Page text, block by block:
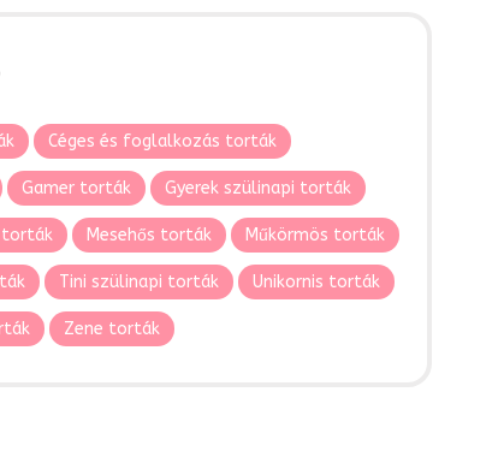
Céges és foglalkozás torták
Gamer torták Gyerek szülinapi torták
torták Mesehős torták Műkörmös torták
Tini szülinapi torták Unikornis torták
Zene torták